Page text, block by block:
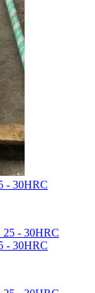
- 30HRC
- 30HRC